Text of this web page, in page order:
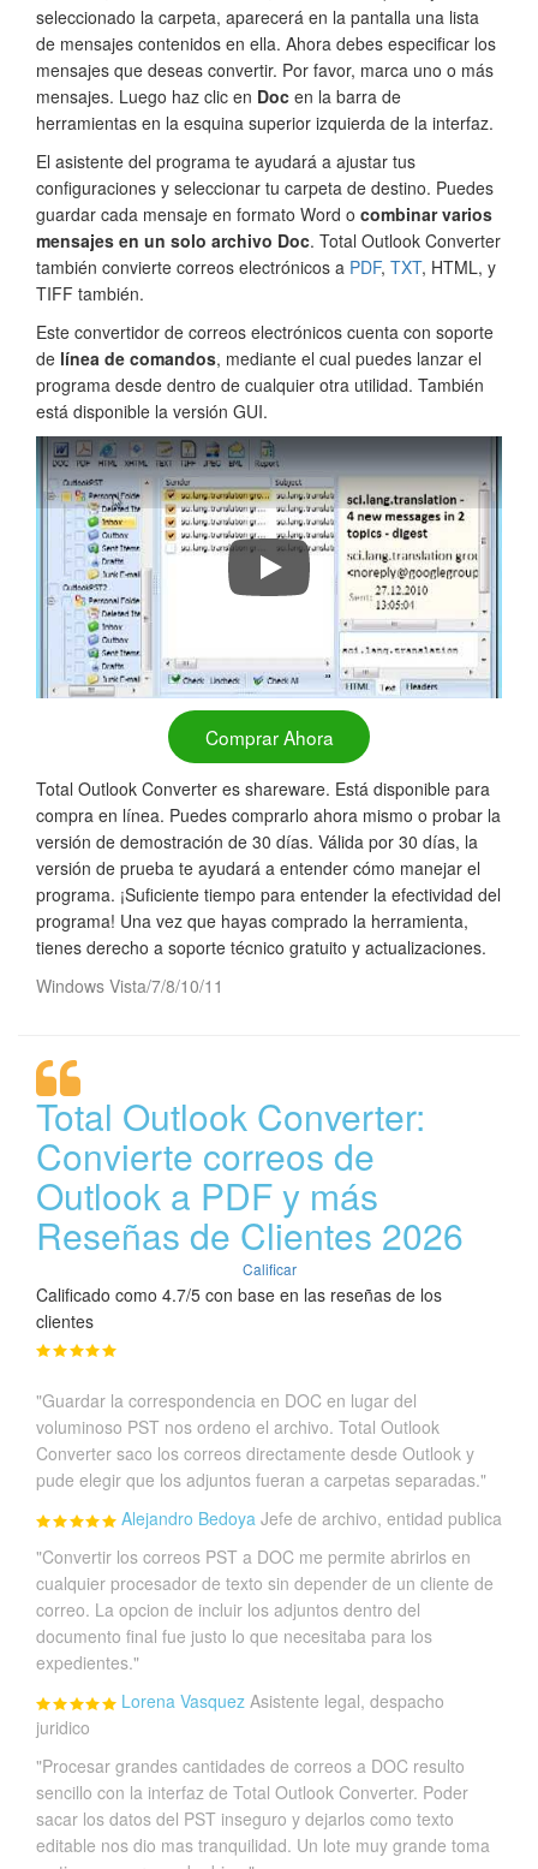
seleccionado la carpeta, aparecerá en la pantalla una lista
de mensajes contenidos en ella. Ahora debes especificar los
mensajes que deseas convertir. Por favor, marca uno o más
mensajes. Luego haz clic en Doc en la barra de
herramientas en la esquina superior izquierda de la interfaz.
El asistente del programa te ayudará a ajustar tus
configuraciones y seleccionar tu carpeta de destino. Puedes
guardar cada mensaje en formato Word o combinar varios
mensajes en un solo archivo Doc. Total Outlook Converter
también convierte correos electrónicos a PDF, TXT, HTML, y
TIFF también.
Este convertidor de correos electrónicos cuenta con soporte
de línea de comandos, mediante el cual puedes lanzar el
programa desde dentro de cualquier otra utilidad. También
está disponible la versión GUI.
Convertir correos electrónicos de
Comprar Ahora
Total Outlook Converter es shareware. Está disponible para
compra en línea. Puedes comprarlo ahora mismo o probar la
versión de demostración de 30 días. Válida por 30 días, la
versión de prueba te ayudará a entender cómo manejar el
programa. ¡Suficiente tiempo para entender la efectividad del
programa! Una vez que hayas comprado la herramienta,
tienes derecho a soporte técnico gratuito y actualizaciones.
Windows Vista/7/8/10/11
Total Outlook Converter:
Convierte correos de
Outlook a PDF y más
Reseñas de Clientes 2026
Calificar
Calificado como 4.7/5 con base en las reseñas de los
clientes
"Guardar la correspondencia en DOC en lugar del
voluminoso PST nos ordeno el archivo. Total Outlook
Converter saco los correos directamente desde Outlook y
pude elegir que los adjuntos fueran a carpetas separadas."
Alejandro Bedoya Jefe de archivo, entidad publica
"Convertir los correos PST a DOC me permite abrirlos en
cualquier procesador de texto sin depender de un cliente de
correo. La opcion de incluir los adjuntos dentro del
documento final fue justo lo que necesitaba para los
expedientes."
Lorena Vasquez Asistente legal, despacho
juridico
"Procesar grandes cantidades de correos a DOC resulto
sencillo con la interfaz de Total Outlook Converter. Poder
sacar los datos del PST inseguro y dejarlos como texto
editable nos dio mas tranquilidad. Un lote muy grande toma